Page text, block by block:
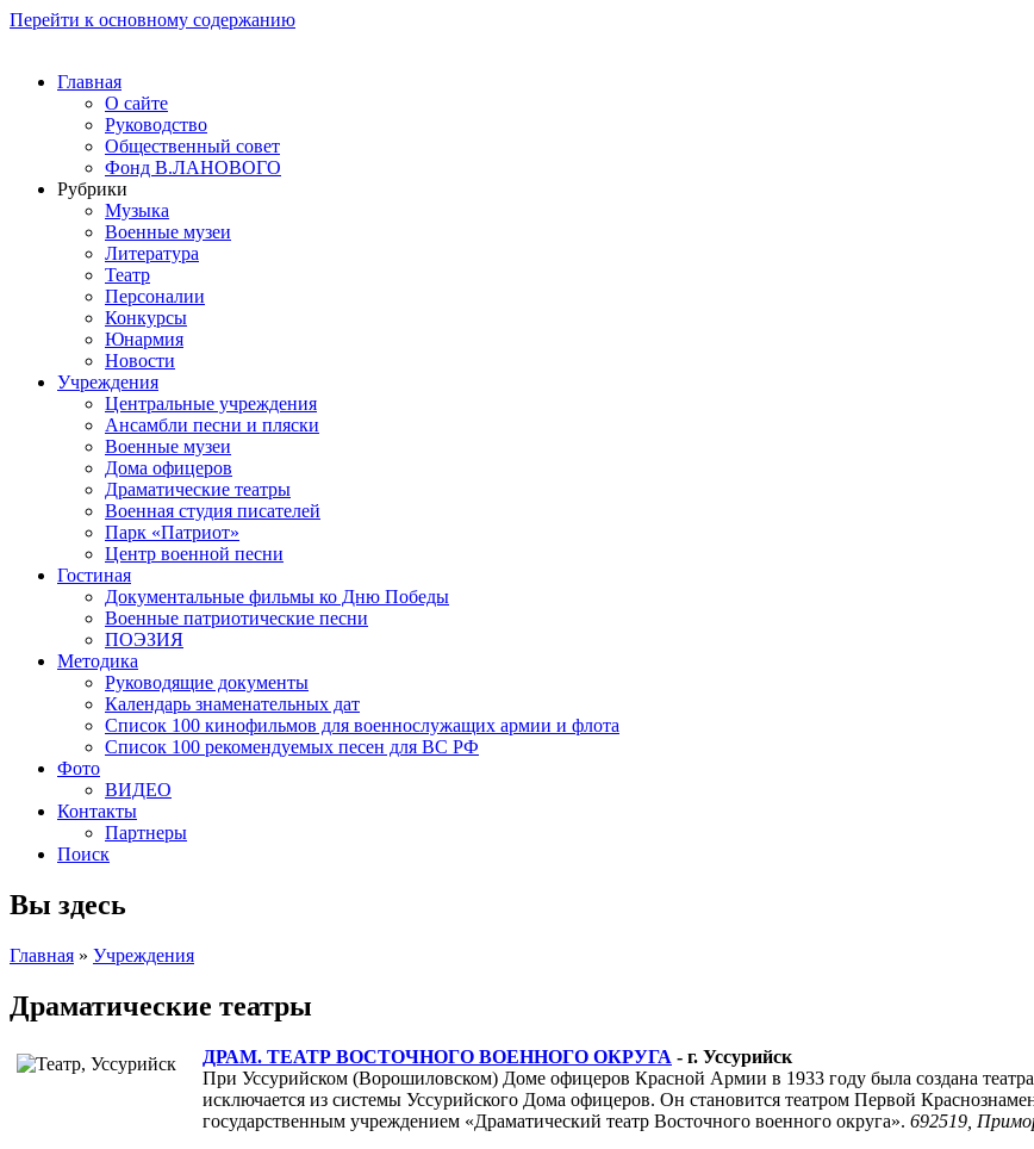
Перейти к основному содержанию
Главная
О сайте
Руководство
Общественный совет
Фонд В.ЛАНОВОГО
Рубрики
Музыка
Военные музеи
Литература
Театр
Персоналии
Конкурсы
Юнармия
Новости
Учреждения
Центральные учреждения
Ансамбли песни и пляски
Военные музеи
Дома офицеров
Драматические театры
Военная студия писателей
Парк «Патриот»
Центр военной песни
Гостиная
Документальные фильмы ко Дню Победы
Военные патриотические песни
ПОЭЗИЯ
Методика
Руководящие документы
Календарь знаменательных дат
Список 100 кинофильмов для военнослужащих армии и флота
Список 100 рекомендуемых песен для ВС РФ
Фото
ВИДЕО
Контакты
Партнеры
Поиск
Вы здесь
Главная » Учреждения
Драматические театры
ДРАМ. ТЕАТР ВОСТОЧНОГО ВОЕННОГО ОКРУГА - г. Уссурийск
При Уссурийском (Ворошиловском) Доме офицеров Красной Армии в 1933 году была создана
исключается из системы Уссурийского Дома офицеров. Он становится театром Первой
государственным учреждением «Драматический театр Восточного военного округа». 692519,